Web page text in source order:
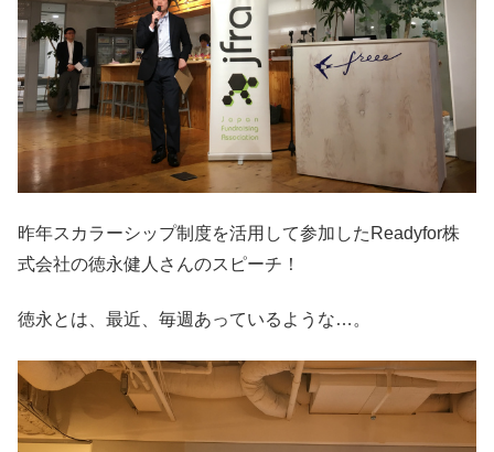
昨年スカラーシップ制度を活用して参加したReadyfor株
式会社の徳永健人さんのスピーチ！
徳永とは、最近、毎週あっているような…。